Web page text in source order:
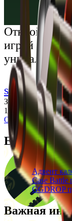
Українська
Открой мир
играй
support@cs-
Заходя на этот
18 лет. Проблемы
Обратится за
Свежие
Адвент
Case Battle
GGDROP
Важная